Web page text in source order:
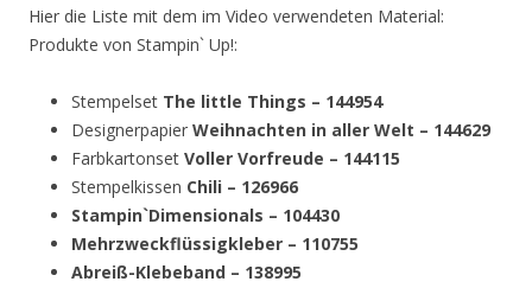
Hier die Liste mit dem im Video verwendeten Material:
Produkte von Stampin` Up!:
Stempelset The little Things – 144954
Designerpapier Weihnachten in aller Welt – 144629
Farbkartonset Voller Vorfreude – 144115
Stempelkissen Chili – 126966
Stampin`Dimensionals – 104430
Mehrzweckflüssigkleber – 110755
Abreiß-Klebeband – 138995